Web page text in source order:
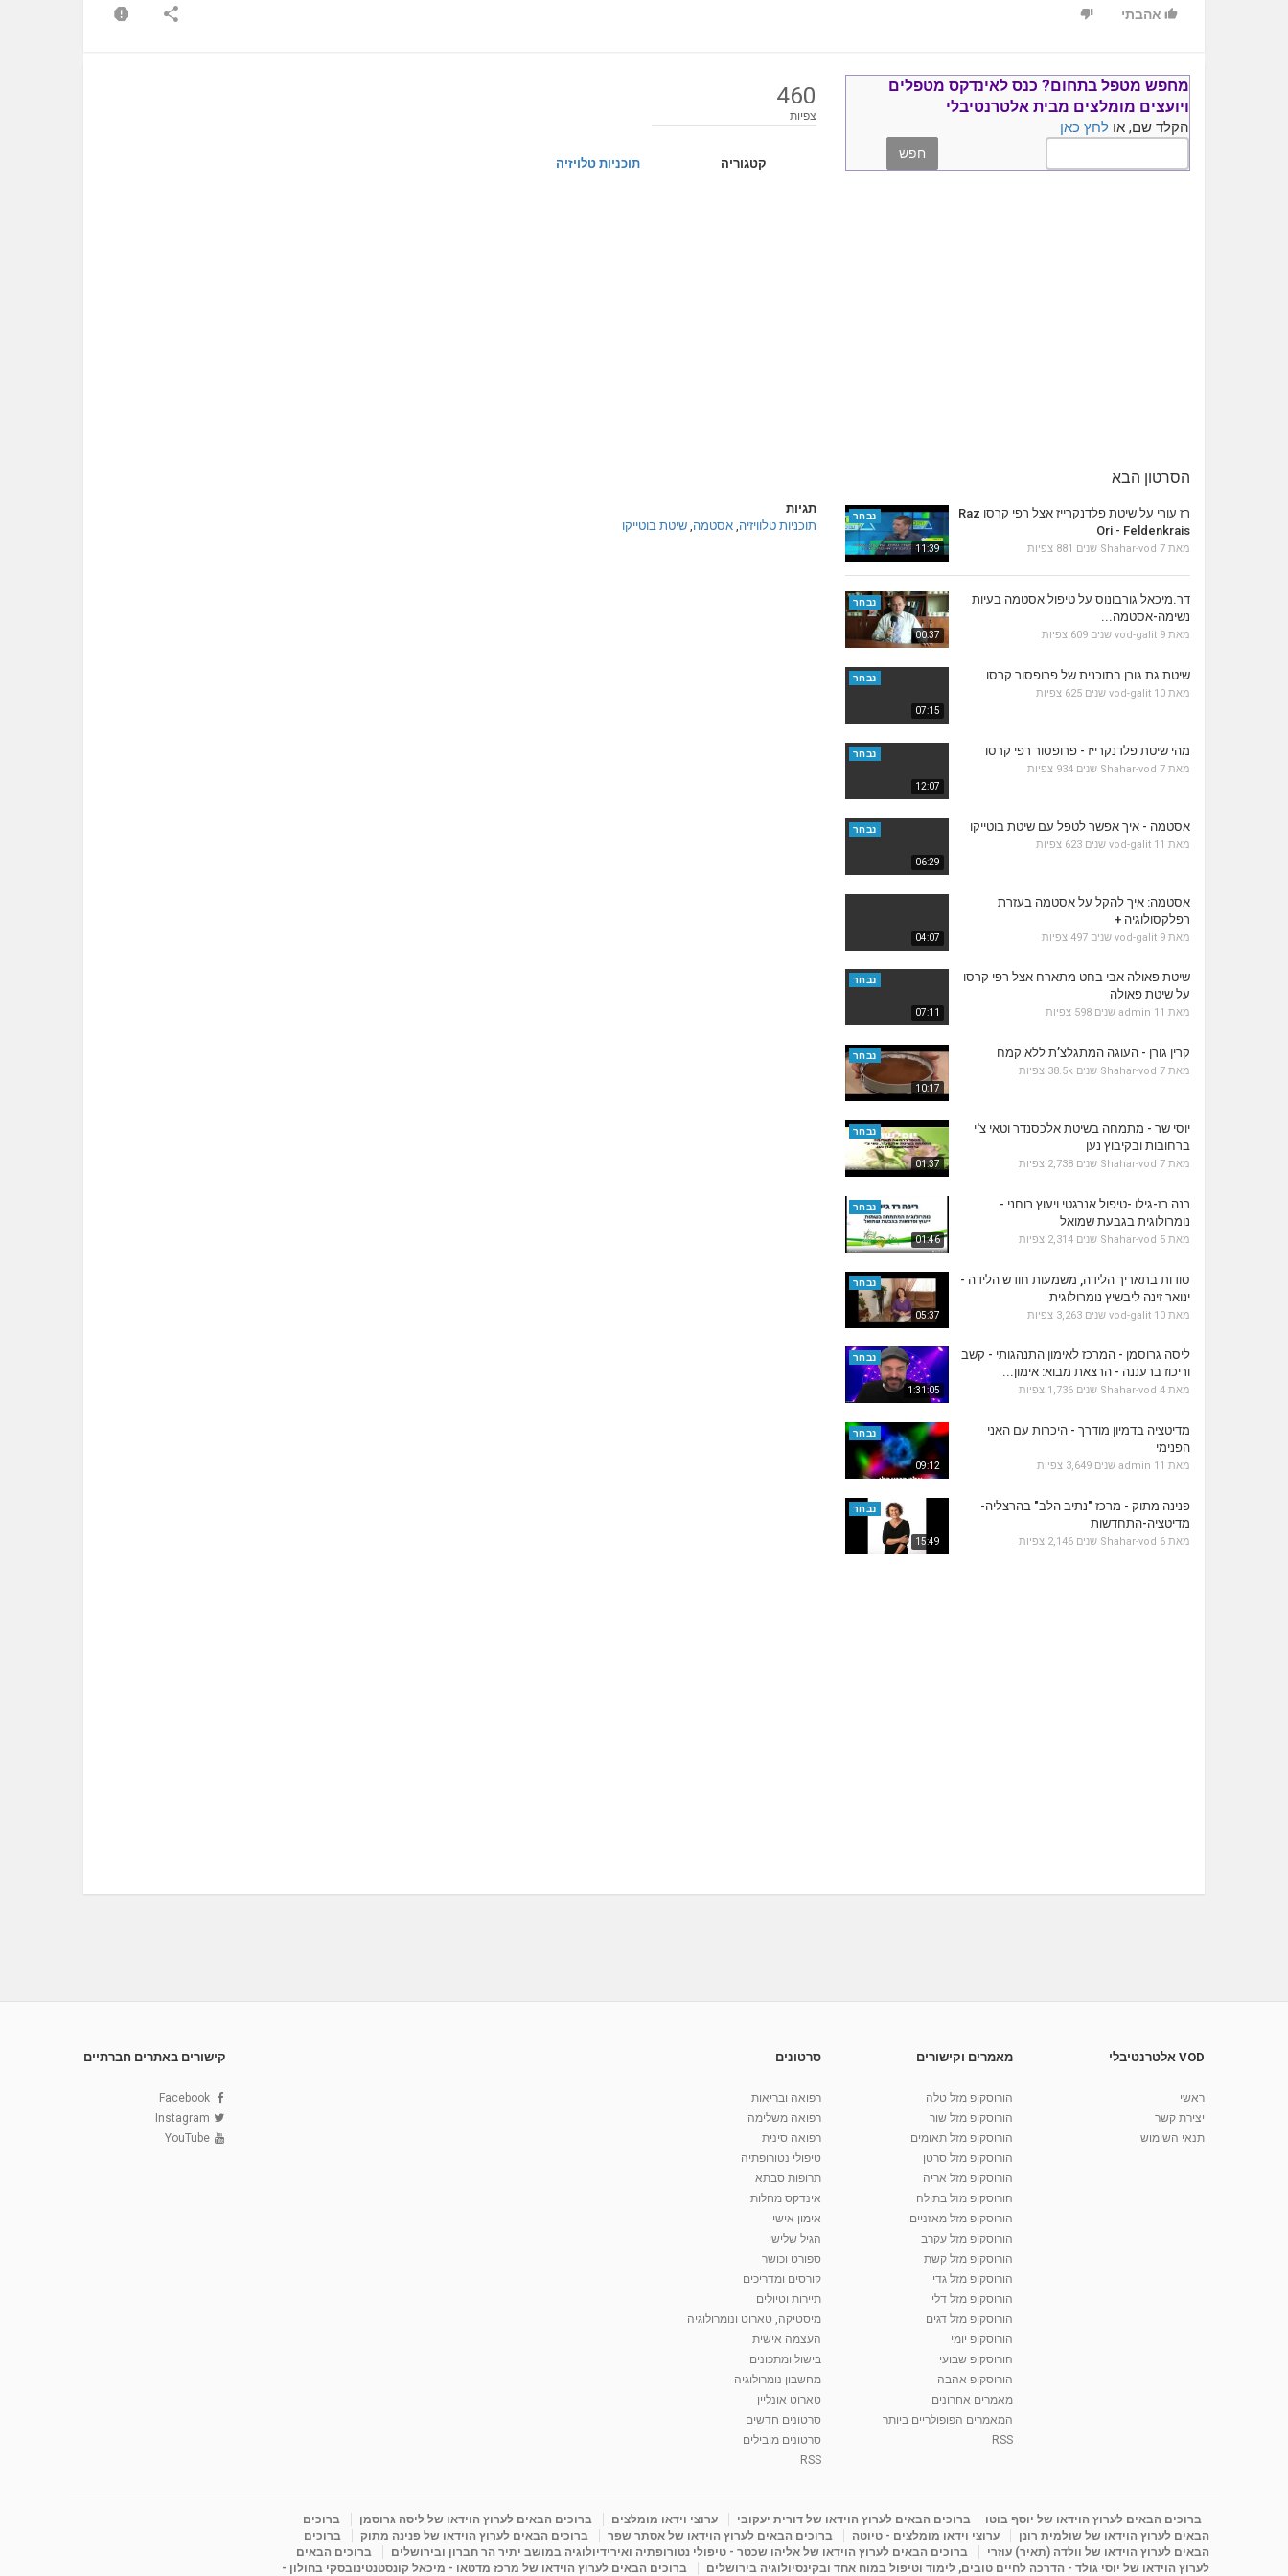
אהבתי
460
צפיות
קטגוריה תוכניות טלויזיה
תגיות
תוכניות טלוויזיה, אסטמה, שיטת בוטייקו
מחפש מטפל בתחום? כנס לאינדקס מטפלים
ויועצים מומלצים מבית אלטרנטיבלי
הקלד שם, או לחץ כאן
הסרטון הבא
11:39
נבחר
רז עורי על שיטת פלדנקרייז אצל רפי קרסו Raz
Ori - Feldenkrais
מאת Shahar-vod 7 שנים 881 צפיות
00:37
נבחר
דר.מיכאל גורבונוס על טיפול אסטמה בעיות
נשימה-אסטמה...
מאת vod-galit 9 שנים 609 צפיות
07:15
נבחר שיטת גת גורן בתוכנית של פרופסור קרסו
מאת vod-galit 10 שנים 625 צפיות
12:07
נבחר מהי שיטת פלדנקרייז - פרופסור רפי קרסו
מאת Shahar-vod 7 שנים 934 צפיות
06:29
נבחר אסטמה - איך אפשר לטפל עם שיטת בוטייקו
מאת vod-galit 11 שנים 623 צפיות
04:07
אסטמה: איך להקל על אסטמה בעזרת
רפלקסולוגיה +
מאת vod-galit 9 שנים 497 צפיות
07:11
נבחר
שיטת פאולה אבי בחט מתארח אצל רפי קרסו
על שיטת פאולה
מאת admin 11 שנים 598 צפיות
10:17
נבחר קרין גורן - העוגה המתגלצ’ת ללא קמח
מאת Shahar-vod 7 שנים 38.5k צפיות
01:37
נבחר
יוסי שר - מתמחה בשיטת אלכסנדר וטאי צ'י
ברחובות ובקיבוץ נען
מאת Shahar-vod 7 שנים 2,738 צפיות
01:46
נבחר
רנה רז-גילו -טיפול אנרגטי ויעוץ רוחני -
נומרולוגית בגבעת שמואל
מאת Shahar-vod 5 שנים 2,314 צפיות
05:37
נבחר
סודות בתאריך הלידה, משמעות חודש הלידה -
ינואר זינה ליבשיץ נומרולוגית
מאת vod-galit 10 שנים 3,263 צפיות
1:31:05
נבחר
ליסה גרוסמן - המרכז לאימון התנהגותי - קשב
וריכוז ברעננה - הרצאת מבוא: אימון...
מאת Shahar-vod 4 שנים 1,736 צפיות
09:12
נבחר
מדיטציה בדמיון מודרך - היכרות עם האני
הפנימי
מאת admin 11 שנים 3,649 צפיות
15:49
נבחר
פנינה מתוק - מרכז "נתיב הלב" בהרצליה-
מדיטציה-התחדשות
מאת Shahar-vod 6 שנים 2,146 צפיות
VOD אלטרנטיבלי
ראשי
יצירת קשר
תנאי השימוש
מאמרים וקישורים
הורוסקופ מזל טלה
הורוסקופ מזל שור
הורוסקופ מזל תאומים
הורוסקופ מזל סרטן
הורוסקופ מזל אריה
הורוסקופ מזל בתולה
הורוסקופ מזל מאזניים
הורוסקופ מזל עקרב
הורוסקופ מזל קשת
הורוסקופ מזל גדי
הורוסקופ מזל דלי
הורוסקופ מזל דגים
הורוסקופ יומי
הורוסקופ שבועי
הורוסקופ אהבה
מאמרים אחרונים
המאמרים הפופולריים ביותר
RSS
סרטונים
רפואה ובריאות
רפואה משלימה
רפואה סינית
טיפולי נטורופתיה
תרופות סבתא
אינדקס מחלות
אימון אישי
הגיל שלישי
ספורט וכושר
קורסים ומדריכים
תיירות וטיולים
מיסטיקה, טארוט ונומרולוגיה
העצמה אישית
בישול ומתכונים
מחשבון נומרולוגיה
טארוט אונליין
סרטונים חדשים
סרטונים מובילים
RSS
קישורים באתרים חברתיים
Facebook
Instagram
YouTube
ברוכים הבאים לערוץ הוידאו של יוסף בוטו ברוכים הבאים לערוץ הוידאו של דורית יעקובי ערוצי וידאו מומלצים ברוכים הבאים לערוץ הוידאו של ליסה גרוסמן
ברוכים
הבאים לערוץ הוידאו של שולמית רונן
ערוצי וידאו מומלצים - טיוטה ברוכים הבאים לערוץ הוידאו של אסתר שפר ברוכים הבאים לערוץ הוידאו של פנינה מתוק
ברוכים
הבאים לערוץ הוידאו של וולדה (תאיר) עוזרי
ברוכים הבאים לערוץ הוידאו של אליהו שכטר - טיפולי נטורופתיה ואירידיולוגיה במושב יתיר הר חברון ובירושלים
ברוכים הבאים
לערוץ הוידאו של יוסי גולד - הדרכה לחיים טובים, לימוד וטיפול במוח אחד ובקינסיולוגיה בירושלים
ברוכים הבאים לערוץ הוידאו של מרכז מדטאו - מיכאל קונסטנטינובסקי בחולון -